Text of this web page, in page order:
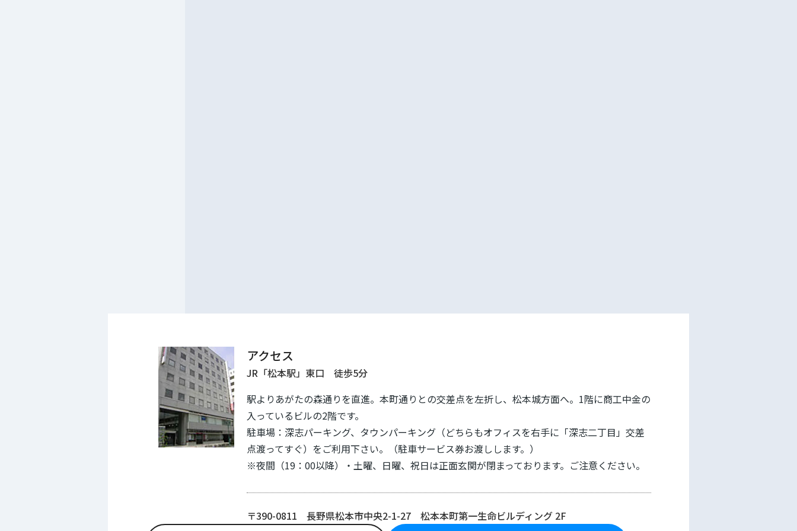
アクセス
JR「松本駅」東口 徒歩5分
駅よりあがたの森通りを直進。本町通りとの交差点を左折し、松本城方面へ。1階に商工中金の
入っているビルの2階です。
駐車場：深志パーキング、タウンパーキング（どちらもオフィスを右手に「深志二丁目」交差
点渡ってすぐ）をご利用下さい。（駐車サービス券お渡しします。）
※夜間（19：00以降）・土曜、日曜、祝日は正面玄関が閉まっております。ご注意ください。
〒390-0811 長野県松本市中央2-1-27 松本本町第一生命ビルディング 2F